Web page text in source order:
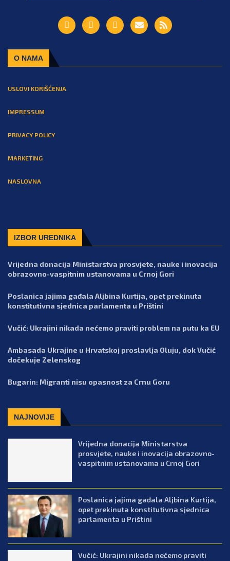
O NAMA
USLOVI KORIŠĆENJA
IMPRESSUM
PRIVACY POLICY
MARKETING
NASLOVNA
IZBOR UREDNIKA
Vrijedna donacija Ministarstva prosvjete, nauke i inovacija
obrazovno-vaspitnim ustanovama u Crnoj Gori
Poslanica jajima gađala Aljbina Kurtija, opet prekinuta
konstitutivna sjednica parlamenta u Prištini
Vučić: Ukrajini nikada nećemo praviti problem na putu ka EU
Ambasada Ukrajine u Hrvatskoj proslavlja Oluju, dok Vučić
dočekuje Zelenskog
Bugarin: Migranti nisu opasnost za Crnu Goru
NAJNOVIJE
Vrijedna donacija Ministarstva
prosvjete, nauke i inovacija obrazovno-
vaspitnim ustanovama u Crnoj Gori
Poslanica jajima gađala Aljbina Kurtija,
opet prekinuta konstitutivna sjednica
parlamenta u Prištini
Vučić: Ukrajini nikada nećemo praviti